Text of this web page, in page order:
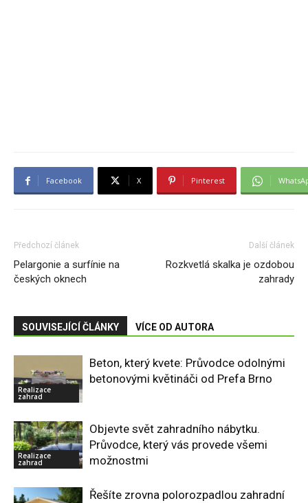
Facebook X Pinterest
Předchozí článek
Pelargonie a surfínie na
českých oknech
Další článek
Rozkvetlá skalka je ozdobou
zahrady
SOUVISEJÍCÍ ČLÁNKY VÍCE OD AUTORA
Realizace
zahrad
Beton, který kvete: Průvodce odolnými
betonovými květináči od Prefa Brno
Realizace
zahrad
Objevte svět zahradního nábytku.
Průvodce, který vás provede všemi
možnostmi
Řešíte zrovna polorozpadlou zahradní